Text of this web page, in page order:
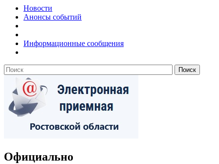
Новости
Анонсы событий
Информационные сообщения
Официально